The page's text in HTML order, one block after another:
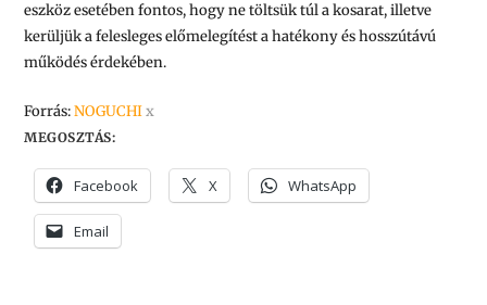
eszköz esetében fontos, hogy ne töltsük túl a kosarat, illetve
kerüljük a felesleges előmelegítést a hatékony és hosszútávú
működés érdekében.
Forrás:NOGUCHI x
MEGOSZTÁS:
Facebook X WhatsApp
Email